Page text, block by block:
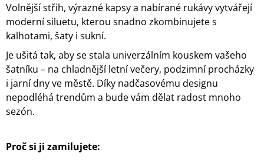
Volnější střih, výrazné kapsy a nabírané rukávy vytvářejí
moderní siluetu, kterou snadno zkombinujete s
kalhotami, šaty i sukní.
Je ušitá tak, aby se stala univerzálním kouskem vašeho
šatníku – na chladnější letní večery, podzimní procházky
i jarní dny ve městě. Díky nadčasovému designu
nepodléhá trendům a bude vám dělat radost mnoho
sezón.
Proč si ji zamilujete: